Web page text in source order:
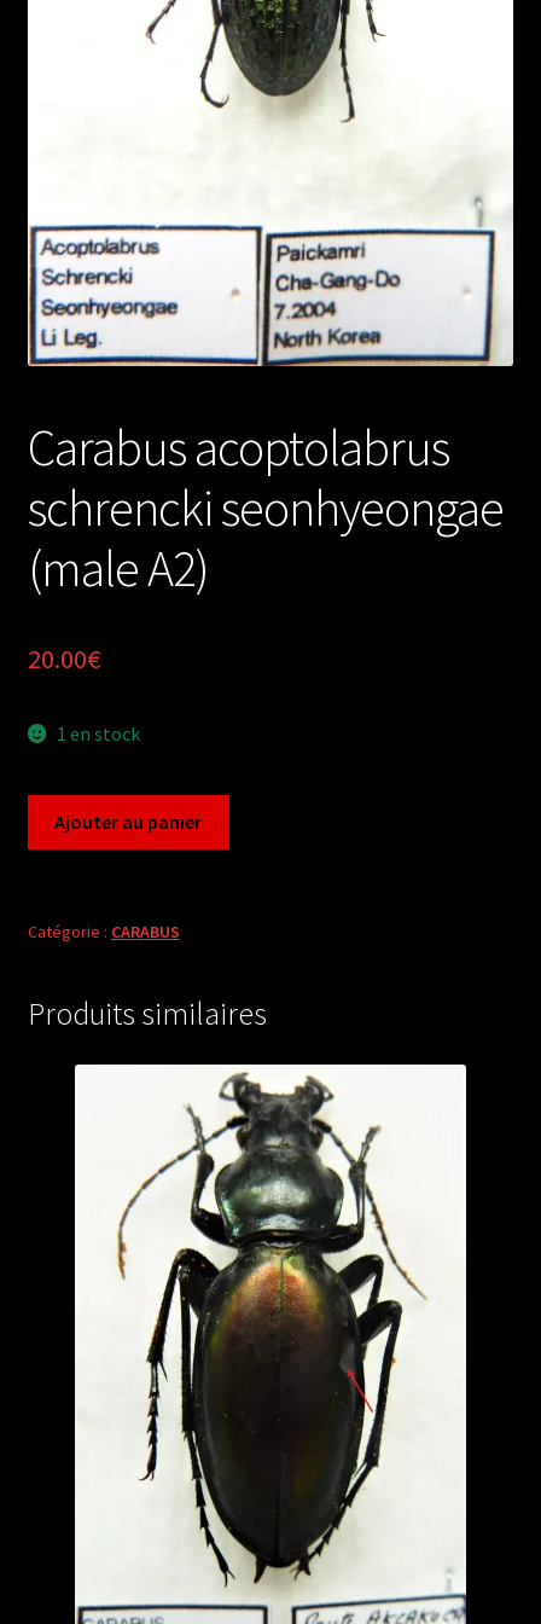
Carabus acoptolabrus
schrencki seonhyeongae
(male A2)
20.00€
1 en stock
schrencki
A2)
Ajouter au panier
Catégorie : CARABUS
Produits similaires